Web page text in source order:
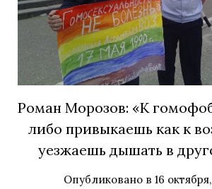
Роман Морозов: «К
либо привыкаешь как к
уезжаешь дышать в
Опубликовано в 16